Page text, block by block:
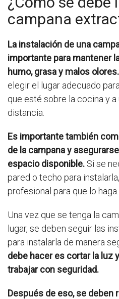
campana
La instalación de una
importante para mantener
humo, grasa y malos olores.
elegir el lugar adecuado
que esté sobre la cocina y
distancia.
Es importante también
de la campana y
espacio disponible. Si se
pared o techo para
profesional para que lo haga.
Una vez que se tenga la
lugar, se deben seguir las
para instalarla de manera
debe hacer es cortar la luz
trabajar con seguridad.
Después de eso, se deben